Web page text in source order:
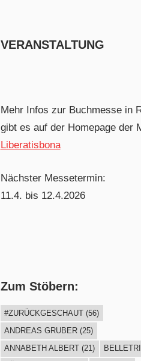
VERANSTALTUNG
Mehr Infos zur Buchmesse in
gibt es auf der Homepage der
Liberatisbona
Nächster Messetermin:
11.4. bis 12.4.2026
Zum Stöbern:
#ZURÜCKGESCHAUT (56)
ANDREAS GRUBER (25)
ANNABETH ALBERT (21)